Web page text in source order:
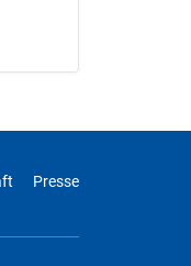
Presse